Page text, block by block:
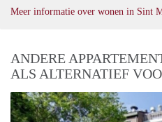
Meer informatie over wonen in Sint
ANDERE
ALS ALTERNATIEF